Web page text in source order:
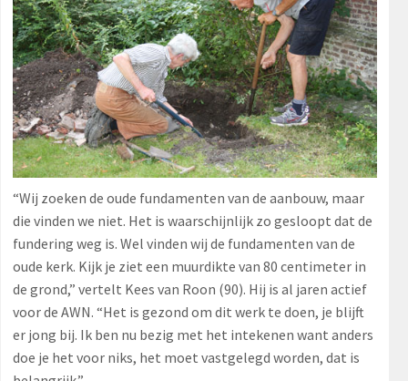
“Wij zoeken de oude fundamenten van de aanbouw, maar
die vinden we niet. Het is waarschijnlijk zo gesloopt dat de
fundering weg is. Wel vinden wij de fundamenten van de
oude kerk. Kijk je ziet een muurdikte van 80 centimeter in
de grond,” vertelt Kees van Roon (90). Hij is al jaren actief
voor de AWN. “Het is gezond om dit werk te doen, je blijft
er jong bij. Ik ben nu bezig met het intekenen want anders
doe je het voor niks, het moet vastgelegd worden, dat is